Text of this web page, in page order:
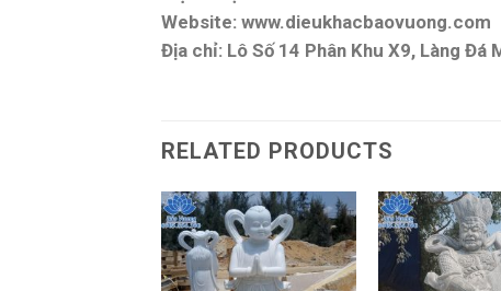
Website: www.dieukhacbaovuong.com
Địa chỉ: Lô Số 14 Phân Khu X9, Làng Đá
RELATED PRODUCTS